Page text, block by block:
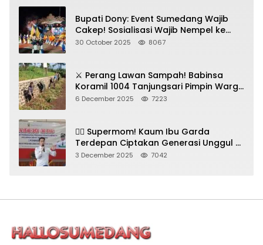
Bupati Dony: Event Sumedang Wajib
Cakep! Sosialisasi Wajib Nempel ke
Seni Budaya!
30 October 2025 8067
⚔️ Perang Lawan Sampah! Babinsa
Koramil 1004 Tanjungsari Pimpin Warga
Bersihkan Gorong-Gorong & Plastik
6 December 2025 7223
🦸‍♀️ Supermom! Kaum Ibu Garda
Terdepan Ciptakan Generasi Unggul di
Sumedang
3 December 2025 7042